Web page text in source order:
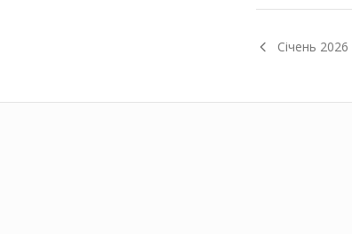
Січень 2026